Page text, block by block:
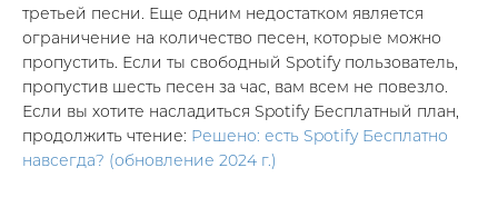
третьей песни. Еще одним недостатком является
ограничение на количество песен, которые можно
пропустить. Если ты свободный Spotify пользователь,
пропустив шесть песен за час, вам всем не повезло.
Если вы хотите насладиться Spotify Бесплатный план,
продолжить чтение: Решено: есть Spotify Бесплатно
навсегда? (обновление 2024 г.)